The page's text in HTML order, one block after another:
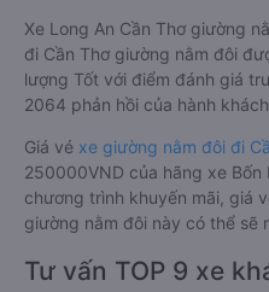
Xe Long An Cần Thơ giường
đi Cần Thơ giường nằm đôi
lượng Tốt với điểm đánh giá
2064 phản hồi của hành
Giá vé xe giường nằm đôi đi
250000VND của hãng xe
chương trình khuyến mãi, giá
giường nằm đôi này có thể sẽ
Tư vấn TOP 9 xe